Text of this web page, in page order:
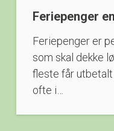
Feriepenger
Feriepenger er
som skal dekke
fleste får
ofte i…